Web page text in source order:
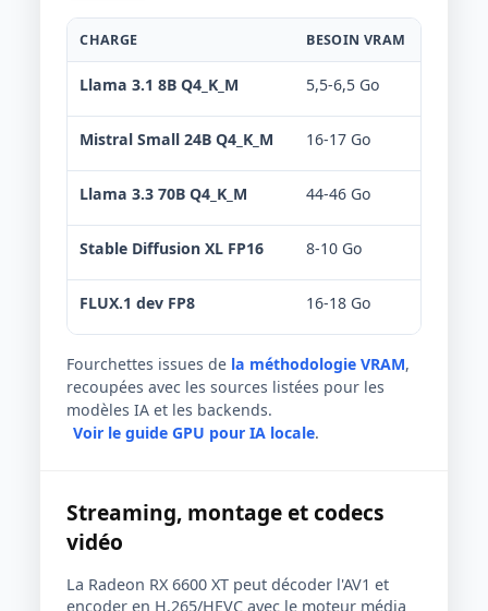
CHARGE BESOIN VRAM
Llama 3.1 8B Q4_K_M 5,5-6,5 Go
Mistral Small 24B Q4_K_M 16-17 Go
Llama 3.3 70B Q4_K_M 44-46 Go
Stable Diffusion XL FP16 8-10 Go
FLUX.1 dev FP8 16-18 Go
Fourchettes issues de la méthodologie VRAM,
recoupées avec les sources listées pour les
modèles IA et les backends.
Voir le guide GPU pour IA locale.
Streaming, montage et codecs
vidéo
La Radeon RX 6600 XT peut décoder l'AV1 et
encoder en H.265/HEVC avec le moteur média